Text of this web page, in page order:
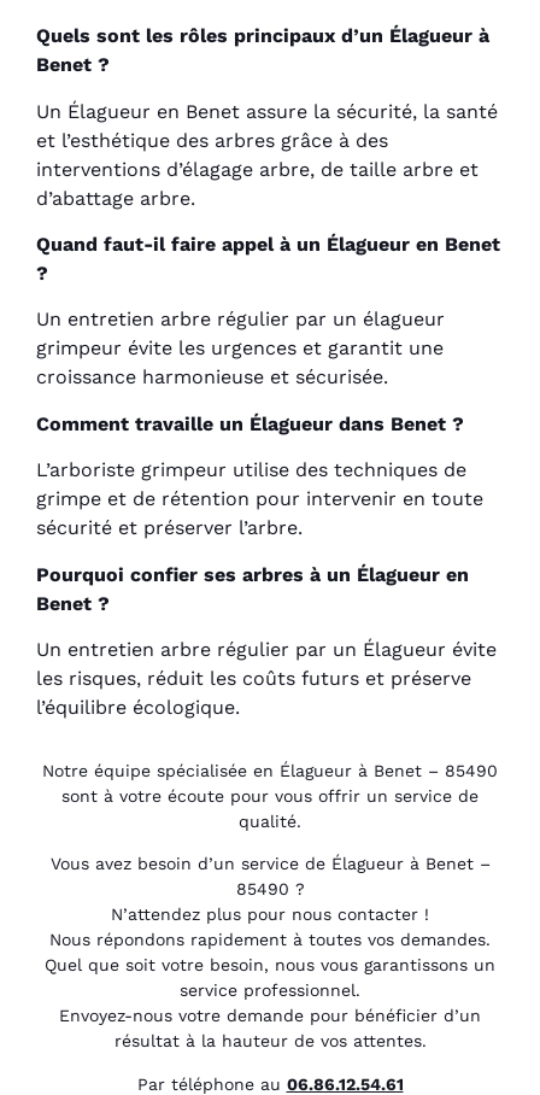
Quels sont les rôles principaux d’un Élagueur à
Benet ?
Un Élagueur en Benet assure la sécurité, la santé
et l’esthétique des arbres grâce à des
interventions d’élagage arbre, de taille arbre et
d’abattage arbre.
Quand faut-il faire appel à un Élagueur en Benet
?
Un entretien arbre régulier par un élagueur
grimpeur évite les urgences et garantit une
croissance harmonieuse et sécurisée.
Comment travaille un Élagueur dans Benet ?
L’arboriste grimpeur utilise des techniques de
grimpe et de rétention pour intervenir en toute
sécurité et préserver l’arbre.
Pourquoi confier ses arbres à un Élagueur en
Benet ?
Un entretien arbre régulier par un Élagueur évite
les risques, réduit les coûts futurs et préserve
l’équilibre écologique.
Notre équipe spécialisée en Élagueur à Benet – 85490
sont à votre écoute pour vous offrir un service de
qualité.
Vous avez besoin d’un service de Élagueur à Benet –
85490 ?
N’attendez plus pour nous contacter !
Nous répondons rapidement à toutes vos demandes.
Quel que soit votre besoin, nous vous garantissons un
service professionnel.
Envoyez-nous votre demande pour bénéficier d’un
résultat à la hauteur de vos attentes.
Par téléphone au 06.86.12.54.61